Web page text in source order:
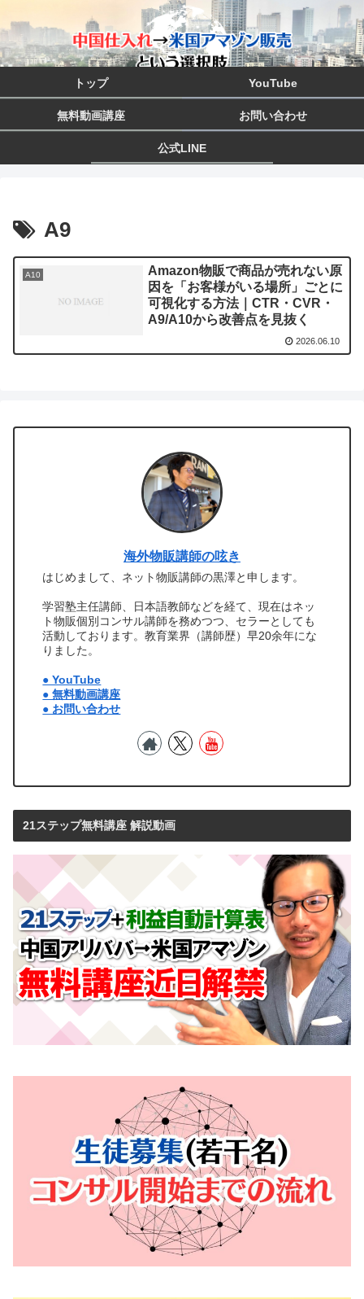
トップ YouTube
無料動画講座 お問い合わせ
公式LINE
A9
A10
Amazon物販で商品が売れない原
因を「お客様がいる場所」ごとに
可視化する方法｜CTR・CVR・
A9/A10から改善点を見抜く
2026.06.10
海外物販講師の呟き
はじめまして、ネット物販講師の黒澤と申します。
学習塾主任講師、日本語教師などを経て、現在はネッ
ト物販個別コンサル講師を務めつつ、セラーとしても
活動しております。教育業界（講師歴）早20余年にな
りました。
● YouTube
● 無料動画講座
● お問い合わせ
21ステップ無料講座 解説動画